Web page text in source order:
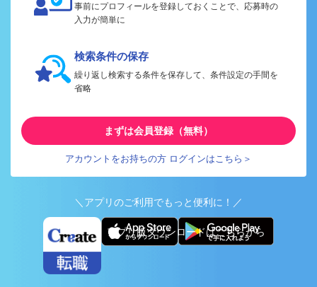
事前にプロフィールを登録しておくことで、応募時の
入力が簡単に
検索条件の保存
繰り返し検索する条件を保存して、条件設定の手間を
省略
まずは会員登録（無料）
アカウントをお持ちの方 ログインはこちら＞
＼アプリのご利用でもっと便利に！／
アプリ版ダウンロードはこちらから